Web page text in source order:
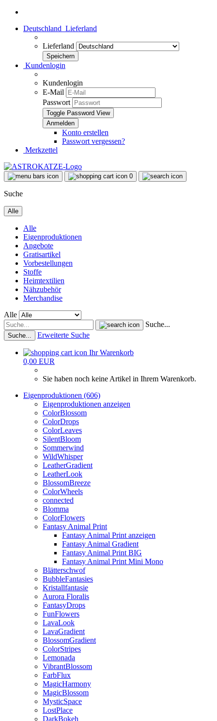
Deutschland Lieferland
Lieferland
Kundenlogin
Kundenlogin
E-Mail
Passwort
Toggle Password View
Konto erstellen
Passwort vergessen?
Merkzettel
0
Suche
Alle
Alle
Eigenproduktionen
Angebote
Gratisartikel
Vorbestellungen
Stoffe
Heimtextilien
Nähzubehör
Merchandise
Alle
Suche...
Suche... Erweiterte Suche
Ihr Warenkorb
0,00 EUR
Sie haben noch keine Artikel in Ihrem Warenkorb.
Eigenproduktionen (606)
Eigenproduktionen anzeigen
ColorBlossom
ColorDrops
ColorLeaves
SilentBloom
Sommerwind
WildWhisper
LeatherGradient
LeatherLook
BlossomBreeze
ColorWheels
connected
Blomma
ColorFlowers
Fantasy Animal Print
Fantasy Animal Print anzeigen
Fantasy Animal Gradient
Fantasy Animal Print BIG
Fantasy Animal Print Mini Mono
Blätterschwof
BubbleFantasies
Kristallfantasie
Aurora Floralis
FantasyDrops
FunFlowers
LavaLook
LavaGradient
BlossomGradient
ColorStripes
Lemonada
VibrantBlossom
FarbFlux
MagicHarmony
MagicBlossom
MysticSpace
LostPlace
DarkBokeh